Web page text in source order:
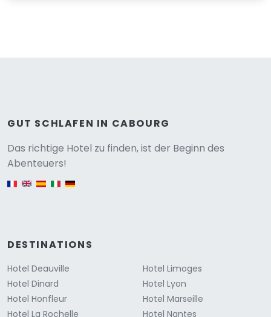
GUT SCHLAFEN IN CABOURG
Das richtige Hotel zu finden, ist der Beginn des
Abenteuers!
DESTINATIONS
Hotel Deauville
Hotel Dinard
Hotel Honfleur
Hotel La Rochelle
Hotel Limoges
Hotel Lyon
Hotel Marseille
Hotel Nantes